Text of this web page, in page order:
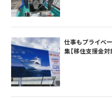
仕事もプライベー
集【移住支援金対